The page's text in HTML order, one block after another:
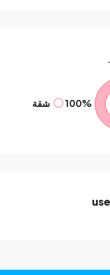
100% شقة